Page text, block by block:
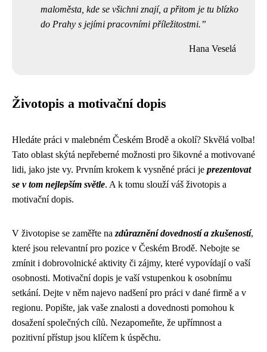
maloměsta, kde se všichni znají, a přitom je tu blízko
do Prahy s jejími pracovními příležitostmi.
Hana Veselá
Životopis a motivační dopis
Hledáte práci v malebném Českém Brodě a okolí? Skvělá volba!
Tato oblast skýtá nepřeberné možnosti pro šikovné a motivované
lidi, jako jste vy. Prvním krokem k vysněné práci je prezentovat
se v tom nejlepším světle. A k tomu slouží váš životopis a
motivační dopis.
V životopise se zaměřte na zdůraznění dovedností a zkušeností,
které jsou relevantní pro pozice v Českém Brodě. Nebojte se
zmínit i dobrovolnické aktivity či zájmy, které vypovídají o vaší
osobnosti. Motivační dopis je vaší vstupenkou k osobnímu
setkání. Dejte v něm najevo nadšení pro práci v dané firmě a v
regionu. Popište, jak vaše znalosti a dovednosti pomohou k
dosažení společných cílů. Nezapomeňte, že upřímnost a
pozitivní přístup jsou klíčem k úspěchu.